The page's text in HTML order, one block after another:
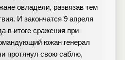
овладели, развязав тем
И закончатся 9 апреля
в итоге сражения при
южан генерал
протянул свою саблю,